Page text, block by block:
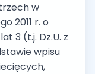
w
2011 r. o
3 (t.j. Dz.U. z
wpisu